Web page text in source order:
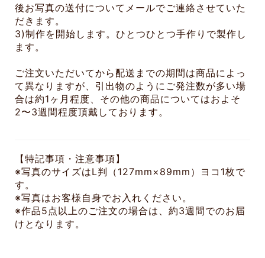
後お写真の送付についてメールでご連絡させていた
だきます。
3)制作を開始します。ひとつひとつ手作りで製作し
ます。
ご注文いただいてから配送までの期間は商品によっ
て異なりますが、引出物のようにご発注数が多い場
合は約1ヶ月程度、その他の商品についてはおよそ
2〜3週間程度頂戴しております。
【特記事項・注意事項】
※写真のサイズはL判（127mm×89mm）ヨコ1枚で
す。
※写真はお客様自身でお入れください。
※作品5点以上のご注文の場合は、約3週間でのお届
けとなります。